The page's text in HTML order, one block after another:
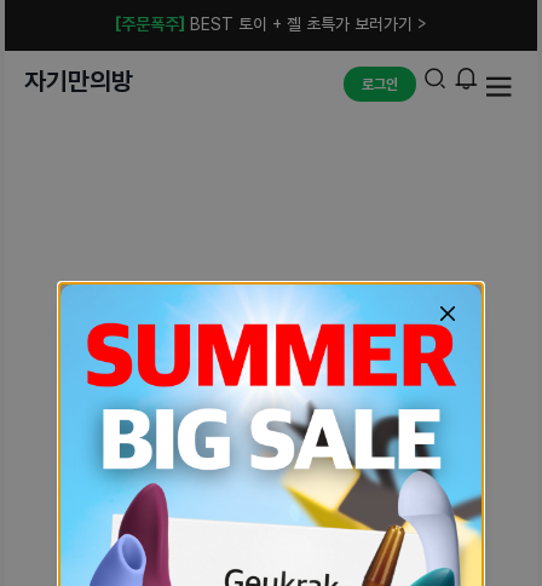
[주문폭주] BEST 토이 + 젤 초특가 보러가기 >
자기만의방 로그인
예상치 못한 에러입니다.